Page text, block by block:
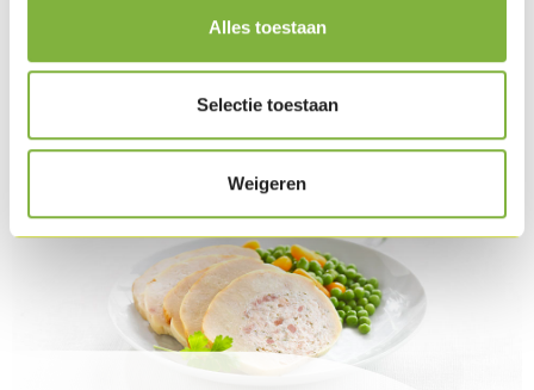
Alles toestaan
Selectie toestaan
Weigeren
Product in dit recept